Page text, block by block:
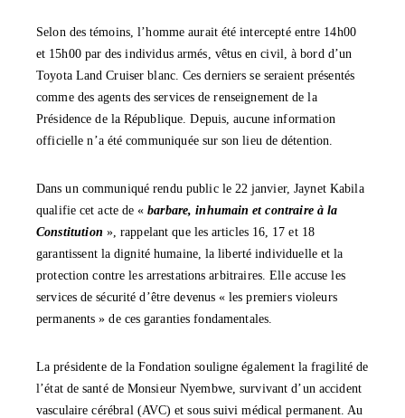
‎Selon des témoins, l’homme aurait été intercepté entre 14h00
et 15h00 par des individus armés, vêtus en civil, à bord d’un
Toyota Land Cruiser blanc. Ces derniers se seraient présentés
comme des agents des services de renseignement de la
Présidence de la République. Depuis, aucune information
officielle n’a été communiquée sur son lieu de détention.
‎Dans un communiqué rendu public le 22 janvier, Jaynet Kabila
qualifie cet acte de «barbare, inhumain et contraire à la
Constitution », rappelant que les articles 16, 17 et 18
garantissent la dignité humaine, la liberté individuelle et la
protection contre les arrestations arbitraires. Elle accuse les
services de sécurité d’être devenus « les premiers violeurs
permanents » de ces garanties fondamentales.
‎La présidente de la Fondation souligne également la fragilité de
l’état de santé de Monsieur Nyembwe, survivant d’un accident
vasculaire cérébral (AVC) et sous suivi médical permanent. Au